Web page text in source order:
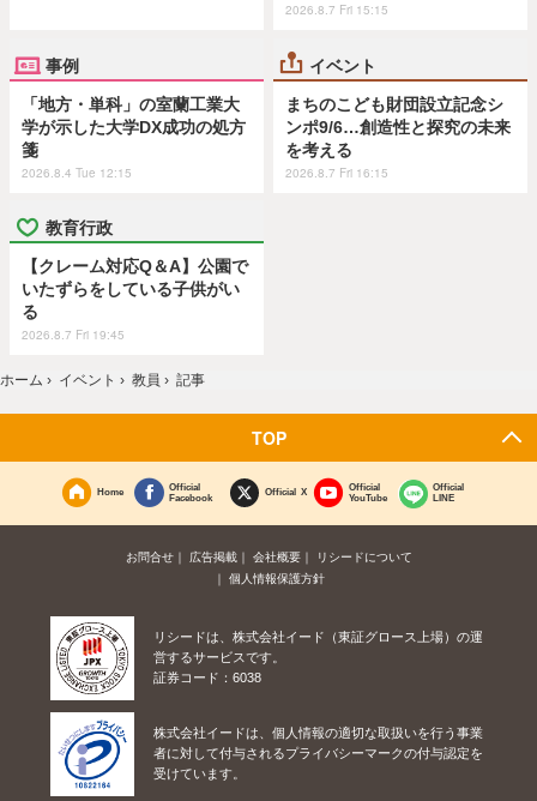
2026.8.7 Fri 15:15
事例
「地方・単科」の室蘭工業大
学が示した大学DX成功の処方
箋
2026.8.4 Tue 12:15
イベント
まちのこども財団設立記念シ
ンポ9/6…創造性と探究の未来
を考える
2026.8.7 Fri 16:15
教育行政
【クレーム対応Q＆A】公園で
いたずらをしている子供がい
る
2026.8.7 Fri 19:45
ホーム › イベント › 教員 › 記事
TOP
Home
Official
Facebook
Official X
Official
YouTube
Official
LINE
お問合せ 広告掲載 会社概要
リシードについて
個人情報保護方針
リシードは、株式会社イード（東証グロース上場）の運
営するサービスです。
証券コード：6038
株式会社イードは、個人情報の適切な取扱いを行う事業
者に対して付与されるプライバシーマークの付与認定を
受けています。